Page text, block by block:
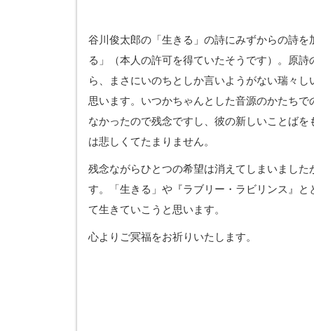
谷川俊太郎の「生きる」の詩にみずからの詩を
る」（本人の許可を得ていたそうです）。原
ら、まさにいのちとしか言いようがない瑞々
思います。いつかちゃんとした音源のかたち
なかったので残念ですし、彼の新しいことば
は悲しくてたまりません。
残念ながらひとつの希望は消えてしまいました
す。「生きる」や『ラブリー・ラビリンス』と
て生きていこうと思います。
心よりご冥福をお祈りいたします。